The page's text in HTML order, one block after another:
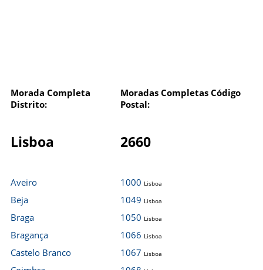
Morada Completa
Distrito:
Moradas Completas Código
Postal:
Lisboa 2660
Aveiro
Beja
Braga
Bragança
Castelo Branco
1000 Lisboa
1049 Lisboa
1050 Lisboa
1066 Lisboa
1067 Lisboa